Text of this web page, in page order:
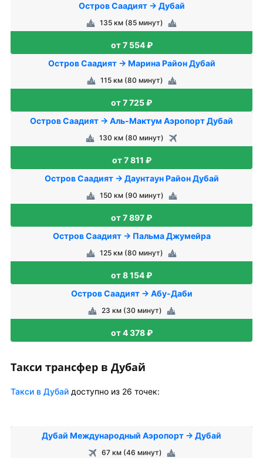
Остров Саадият → Дубай
135 км (85 минут)
от 7 554 ₽
Остров Саадият → Марина Район Дубай
115 км (80 минут)
от 7 725 ₽
Остров Саадият → Аль-Мактум Аэропорт Дубай
130 км (80 минут)
от 7 811 ₽
Остров Саадият → Даунтаун Район Дубай
150 км (90 минут)
от 7 897 ₽
Остров Саадият → Пальма Джумейра
125 км (80 минут)
от 8 154 ₽
Остров Саадият → Абу-Даби
23 км (30 минут)
от 4 378 ₽
Такси трансфер в Дубай
Такси в Дубай доступно из 26 точек:
Дубай Международный Аэропорт → Дубай
67 км (46 минут)